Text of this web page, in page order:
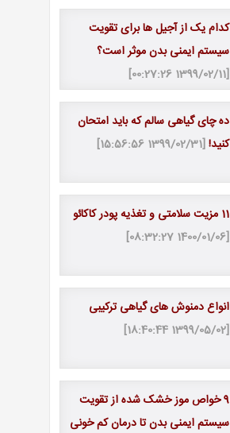
کدام یک از آجیل ها برای تقویت
سیستم ایمنی بدن موثر است؟
[1399/02/11 00:27:26]
ده چای گیاهی سالم که باید امتحان
کنید![1399/02/31 15:56:56]
11 مزیت سلامتی و تغذیه پودر کاکائو
[1400/01/06 08:32:27]
انواع دمنوش های گیاهی ترکیبی
[1399/05/02 18:40:44]
9 خواص موز خشک شده از تقویت
سیستم ایمنی بدن تا درمان کم خونی